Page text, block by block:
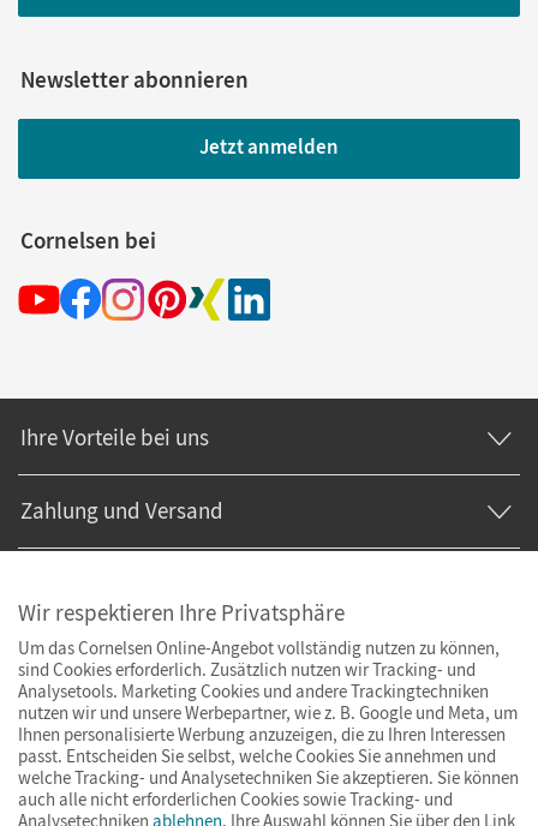
Newsletter abonnieren
Jetzt anmelden
Cornelsen bei
Ihre Vorteile bei uns
Zahlung und Versand
Wir respektieren Ihre Privatsphäre
Um das Cornelsen Online-Angebot vollständig nutzen zu können,
sind Cookies erforderlich. Zusätzlich nutzen wir Tracking- und
Analysetools. Marketing Cookies und andere Trackingtechniken
nutzen wir und unsere Werbepartner, wie z. B. Google und Meta, um
Ihnen personalisierte Werbung anzuzeigen, die zu Ihren Interessen
passt. Entscheiden Sie selbst, welche Cookies Sie annehmen und
welche Tracking- und Analysetechniken Sie akzeptieren. Sie können
auch alle nicht erforderlichen Cookies sowie Tracking- und
Analysetechniken ablehnen. Ihre Auswahl können Sie über den Link